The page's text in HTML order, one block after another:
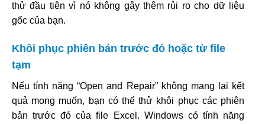
thử đầu tiên vì nó không gây thêm rủi ro cho dữ liệu
gốc của bạn.
Khôi phục phiên bản trước đó hoặc từ file
tạm
Nếu tính năng “Open and Repair” không mang lại kết
quả mong muốn, bạn có thể thử khôi phục các phiên
bản trước đó của file Excel. Windows có tính năng